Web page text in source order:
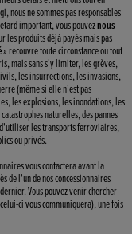
nous ne sommes pas responsables
important, vous pouveznous
les produits déjà payés mais pas
» recouvre toute circonstance ou tout
mais sans s'y limiter, les grèves,
les insurrections, les invasions,
(même si elle n'est pas
les explosions, les inondations, les
naturelles, des pannes
les transports ferroviaires,
ou privés.
vous contactera avant la
de l'un de nos concessionnaires
Vous pouvez venir chercher
ci vous communiquera), une fois